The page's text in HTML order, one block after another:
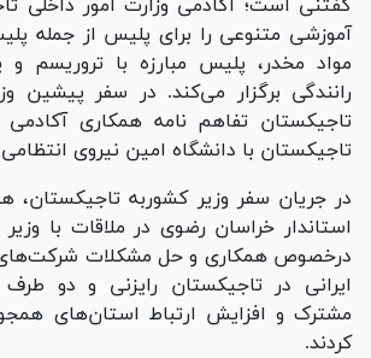
گفتنی است؛ آکادمی وزارت امور داخلی
آموزشی متنوعی را برای پلیس از جمله
مواد مخدر، پلیس مبارزه با تروریسم
رانندگی برگزار می‌کند. در سفر پیشین
تاجیکستان تفاهم نامه همکاری آکادمی
تاجیکستان با دانشگاه امین نیروی
در جریان سفر وزیر کشوربه تاجیکستان،
استاندار خراسان رضوی در ملاقات با
درخصوص همکاری و حل مشکلات
ایرانی در تاجیکستان رایزنی و دو
مشترک و افزایش ارتباط استان‌های
کردند.